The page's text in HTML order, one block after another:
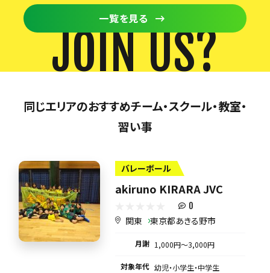
一覧を見る
JOIN US?
同じエリアのおすすめチーム・スクール・教室・
習い事
バレーボール
akiruno KIRARA JVC
0
関東 東京都あきる野市
月謝 1,000円〜3,000円
対象年代 幼児・小学生・中学生